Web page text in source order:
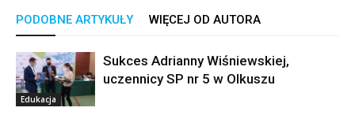
PODOBNE ARTYKUŁY WIĘCEJ OD AUTORA
Edukacja
Sukces Adrianny Wiśniewskiej,
uczennicy SP nr 5 w Olkuszu